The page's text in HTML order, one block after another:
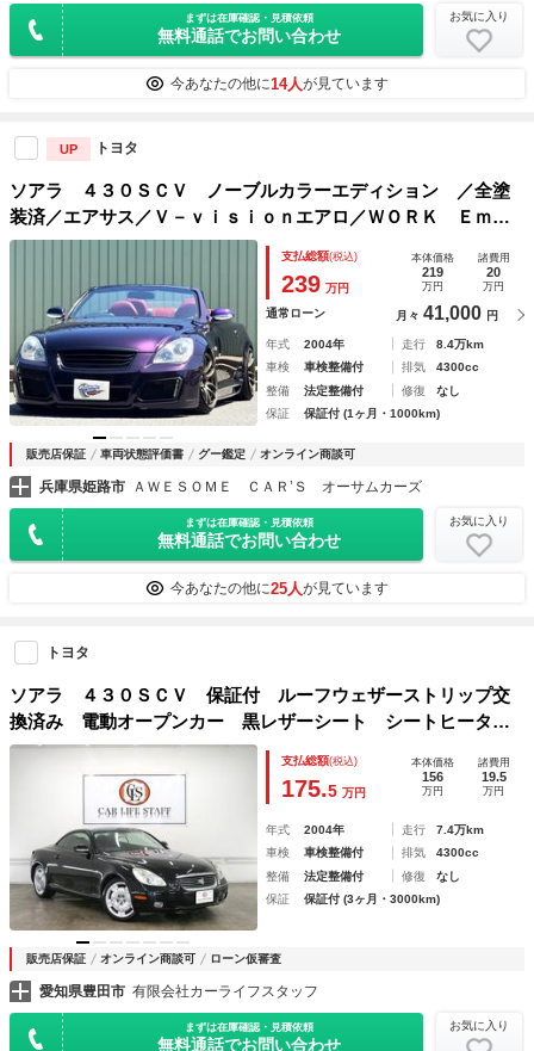
まずは在庫確認・見積依頼
無料通話でお問い合わせ
お気に入り
今あなたの他に14人が見ています
UP トヨタ
ソアラ ４３０ＳＣＶ ノーブルカラーエディション ／全塗
装済／エアサス／Ｖ－ｖｉｓｉｏｎエアロ／ＷＯＲＫ Ｅｍｏ
ｔｉｏｎ１９ＡＷ／赤革シート／パワーシート／ＨＩＤライト
／フロントフォグ／Ｂｌｕｅｔｏｏｔｈ／ＣＤ／ＤＶＤ／ミュ
ージックサーバー／ＥＴＣ／
支払総額(税込)
239 万円
本体価格
219
万円
諸費用
20
万円
通常ローン 月々 41,000 円
年式 2004年 走行
8.4万km
車検
車検整備付 排気
4300cc
整備
法定整備付 修復
なし
保証
保証付 (1ヶ月・1000km)
販売店保証 車両状態評価書 グー鑑定 オンライン商談可
兵庫県姫路市 ＡＷＥＳＯＭＥ ＣＡＲ’Ｓ オーサムカーズ
まずは在庫確認・見積依頼
無料通話でお問い合わせ
お気に入り
今あなたの他に25人が見ています
トヨタ
ソアラ ４３０ＳＣＶ 保証付 ルーフウェザーストリップ交
換済み 電動オープンカー 黒レザーシート シートヒータ
ー パワーシート メモリーシート クルーズコントロール
コンビハンドル ＨＩＤヘッドライト フォグライト ＥＴＣ
支払総額(税込)
175.5 万円
本体価格
156
万円
諸費用
19.5
万円
年式 2004年 走行
7.4万km
車検
車検整備付 排気
4300cc
整備
法定整備付 修復
なし
保証
保証付 (3ヶ月・3000km)
販売店保証 オンライン商談可 ローン仮審査
愛知県豊田市 有限会社カーライフスタッフ
まずは在庫確認・見積依頼
無料通話でお問い合わせ
お気に入り